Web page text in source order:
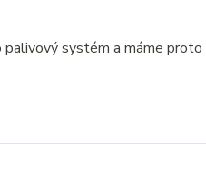
palivový systém a máme proto